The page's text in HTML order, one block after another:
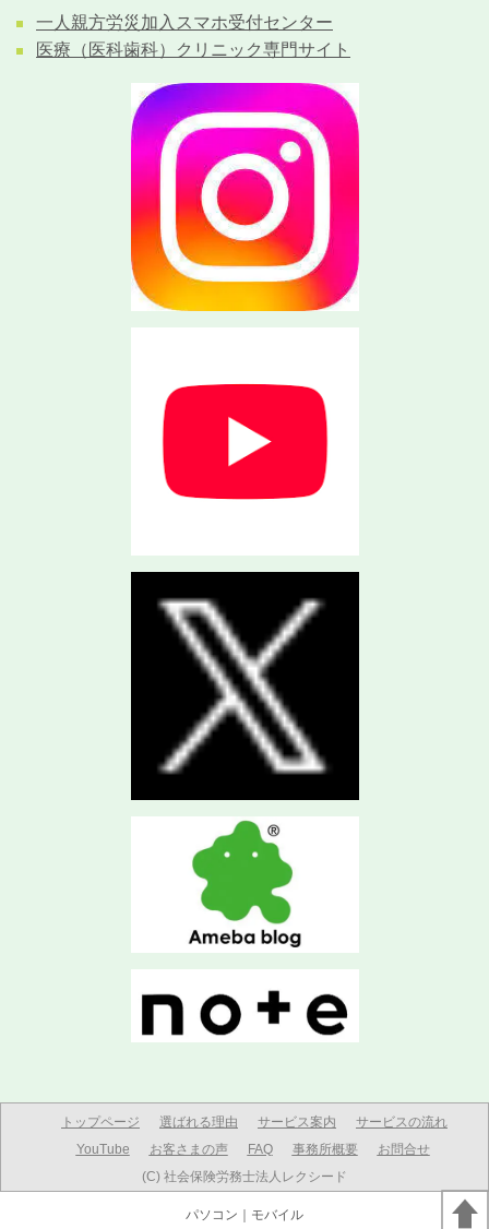
一人親方労災加入スマホ受付センター
医療（医科歯科）クリニック専門サイト
(C) 社会保険労務士法人レクシード
トップページ 選ばれる理由 サービス案内
サービスの流れ
YouTube
お客さまの声 FAQ 事務所概要 お問合せ
パソコン ｜モバイル